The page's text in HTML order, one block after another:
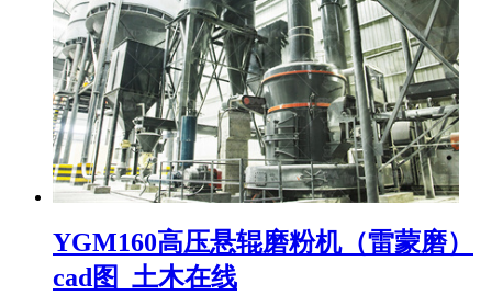
YGM160高压悬辊磨粉机（雷蒙磨）
cad图_土木在线